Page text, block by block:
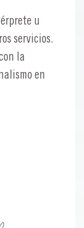
u
servicios.
la
en